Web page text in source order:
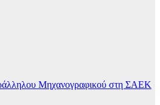
Μηχανογραφικού στη ΣΑΕΚ